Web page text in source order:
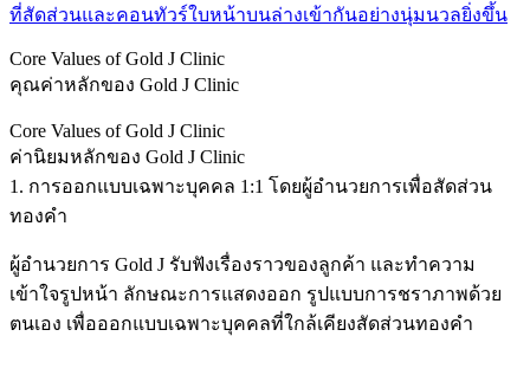
ที่สัดส่วนและคอนทัวร์ใบหน้าบนล่างเข้ากันอย่างนุ่มนวลยิ่งขึ้น
Core Values of Gold J Clinic
คุณค่าหลักของ Gold J Clinic
Core Values of Gold J Clinic
ค่านิยมหลักของ Gold J Clinic
1. การออกแบบเฉพาะบุคคล 1:1 โดยผู้อำนวยการเพื่อสัดส่วน
ทองคำ
ผู้อำนวยการ Gold J รับฟังเรื่องราวของลูกค้า และทำความ
เข้าใจรูปหน้า ลักษณะการแสดงออก รูปแบบการชราภาพด้วย
ตนเอง เพื่อออกแบบเฉพาะบุคคลที่ใกล้เคียงสัดส่วนทองคำ